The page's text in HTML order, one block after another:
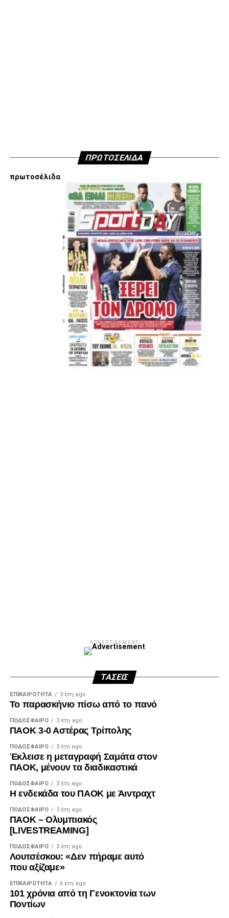
ένα έρχονται οι νίκες.
Υγ2
Επίσης στο κλίμα ενότητας που παροτρύνουμε και
διαλέγουμε εξ αρχής να ακολουθήσουμε αποφασίσαμε να
μην ανακοινώσουμε δημόσια τους λόγους που είμαστε
κάθετα απέναντι στην εμπλοκή Τσαλόπουλου-
Χατζόπουλου στην επόμενη μέρα του ΑΣ ΠΑΟΚ, αλλά
όσοι ενδιαφέρονται να ακούσουν ποιες συγκεκριμένες
κινήσεις τους, συναντήσεις τους και τοποθετήσεις τους
είναι αυτές που τους θέτουν εκτός κάδρου για εμάς
είμαστε πάντα διαθέσιμοι…
ADVERTISEMENT
ADVERTISEMENT
Facebook
Twitter
EmailPinterest
WhatsApp
LinkedIn
ΠΡΩΤΟΣΕΛΙΔΑ
πρωτοσέλιδα
ADVERTISEMENT
ΤΆΣΕΙΣ
ΕΠΙΚΑΙΡΌΤΗΤΑ 3 έτη ago
Το παρασκήνιο πίσω από το πανό
ΠΟΔΌΣΦΑΙΡΟ 3 έτη ago
ΠΑΟΚ 3-0 Αστέρας Τρίπολης
ΠΟΔΌΣΦΑΙΡΟ 3 έτη ago
Έκλεισε η μεταγραφή Σαμάτα στον
ΠΑΟΚ, μένουν τα διαδικαστικά
ΠΟΔΌΣΦΑΙΡΟ 3 έτη ago
Η ενδεκάδα του ΠΑΟΚ με Άιντραχτ
ΠΟΔΌΣΦΑΙΡΟ 3 έτη ago
ΠΑΟΚ – Ολυμπιακός
[LIVESTREAMING]
ΠΟΔΌΣΦΑΙΡΟ 3 έτη ago
Λουτσέσκου: «Δεν πήραμε αυτό
που αξίζαμε»
ΕΠΙΚΑΙΡΌΤΗΤΑ 6 έτη ago
101 χρόνια από τη Γενοκτονία των
Ποντίων